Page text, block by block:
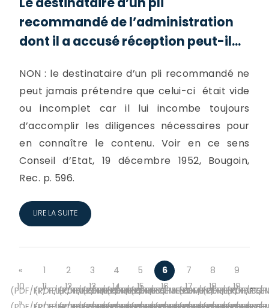
recommandé de l’administration
dont il a accusé réception peut-il...
NON : le destinataire d’un pli recommandé ne
peut jamais prétendre que celui-ci était vide
ou incomplet car il lui incombe toujours
d’accomplir les diligences nécessaires pour
en connaître le contenu. Voir en ce sens
Conseil d’Etat, 19 décembre 1952, Bougoin,
Rec. p. 596.
LIRE LA SUITE
«
(PDF/FR/TELECHARGEMENT-
1
(PDF/FR/TELECHARGEMENT-
2
(PDF/FR/TELECHARGEMENT-
3
(PDF/FR/TELECHARGEMENT-
4
(PDF/FR/TELECHARGEMENT-
5
(PDF/FR/TELECHARGEMENT-
6
7
(PDF/FR/
8
(PDF/FR/
9
(PDF/FR/
10
11
12
13
14
15
16
17
18
19
…
»